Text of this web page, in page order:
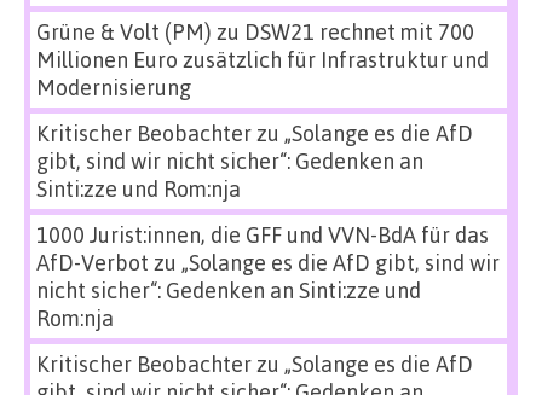
Grüne & Volt (PM) zu DSW21 rechnet mit 700
Millionen Euro zusätzlich für Infrastruktur und
Modernisierung
Kritischer Beobachterzu „Solange es die AfD
gibt, sind wir nicht sicher“: Gedenken an
Sinti:zze und Rom:nja
1000 Jurist:innen, die GFF und VVN-BdA für das
AfD-Verbot zu „Solange es die AfD gibt, sind wir
nicht sicher“: Gedenken an Sinti:zze und
Rom:nja
Kritischer Beobachterzu „Solange es die AfD